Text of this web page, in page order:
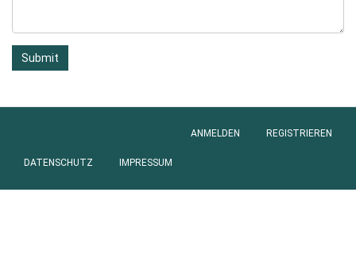
Submit
ANMELDEN REGISTRIEREN
DATENSCHUTZ IMPRESSUM